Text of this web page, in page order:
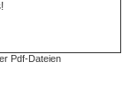
Pdf-Dateien